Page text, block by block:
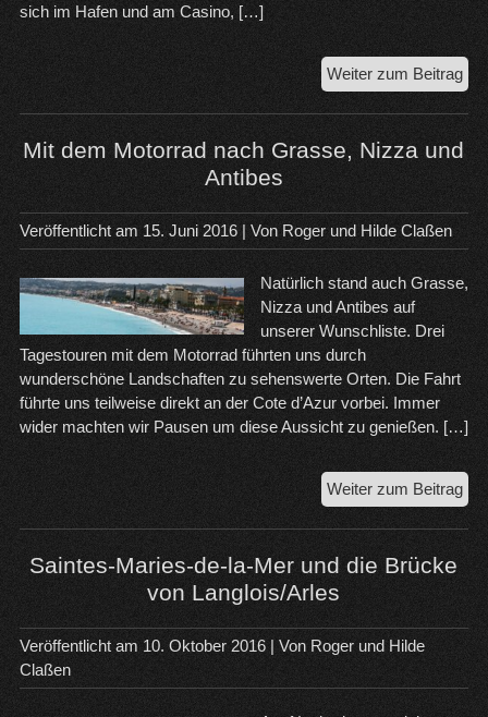
sich im Hafen und am Casino, […]
Weiter zum Beitrag
in
Mit dem Motorrad nach Grasse, Nizza und
Antibes
Veröffentlicht am 15. Juni 2016| VonRoger und Hilde Claßen
Natürlich stand auch Grasse,
Nizza und Antibes auf
unserer Wunschliste. Drei
Tagestouren mit dem Motorrad führten uns durch
wunderschöne Landschaften zu sehenswerte Orten. Die Fahrt
führte uns teilweise direkt an der Cote d’Azur vorbei. Immer
wider machten wir Pausen um diese Aussicht zu genießen. […]
Weiter zum BeitragMit
und
Saintes-Maries-de-la-Mer und die Brücke
von Langlois/Arles
Veröffentlicht am 10. Oktober 2016| Von Roger und Hilde
Claßen